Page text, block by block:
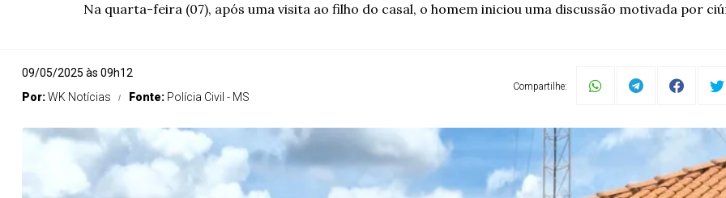
Na quarta-feira (07), após uma visita ao filho do casal, o homem iniciou uma discussão motivada por
09/05/2025 às 09h12
Por:WK Notícias Fonte: Polícia Civil - MS
Compartilhe: